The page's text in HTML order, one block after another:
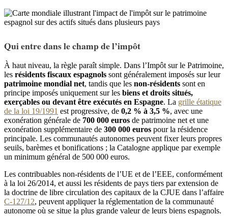
Qui entre dans le champ de l’impôt
À haut niveau, la règle paraît simple. Dans l’Impôt sur le Patrimoine,
les résidents fiscaux espagnols sont généralement imposés sur leur
patrimoine mondial net, tandis que les non-résidents sont en
principe imposés uniquement sur les biens et droits situés,
exerçables ou devant être exécutés en Espagne. La grille étatique
de la loi 19/1991 est progressive, de 0,2 % à 3,5 %, avec une
exonération générale de 700 000 euros de patrimoine net et une
exonération supplémentaire de 300 000 euros pour la résidence
principale. Les communautés autonomes peuvent fixer leurs propres
seuils, barèmes et bonifications ; la Catalogne applique par exemple
un minimum général de 500 000 euros.
Les contribuables non-résidents de l’UE et de l’EEE, conformément
à la loi 26/2014, et aussi les résidents de pays tiers par extension de
la doctrine de libre circulation des capitaux de la CJUE dans l’affaire
C-127/12, peuvent appliquer la réglementation de la communauté
autonome où se situe la plus grande valeur de leurs biens espagnols.